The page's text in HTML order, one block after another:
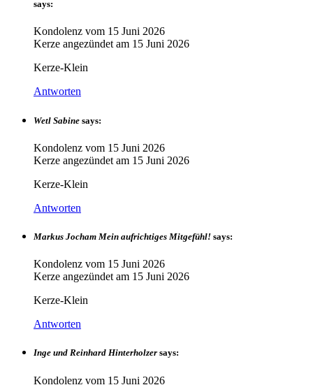
says:
Kondolenz vom 15 Juni 2026
Kerze angezündet am 15 Juni 2026
Kerze-Klein
Antworten
Wetl Sabine says:
Kondolenz vom 15 Juni 2026
Kerze angezündet am 15 Juni 2026
Kerze-Klein
Antworten
Markus Jocham Mein aufrichtiges Mitgefühl! says:
Kondolenz vom 15 Juni 2026
Kerze angezündet am 15 Juni 2026
Kerze-Klein
Antworten
Inge und Reinhard Hinterholzer says:
Kondolenz vom 15 Juni 2026